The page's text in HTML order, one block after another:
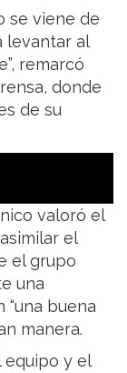
se viene de
levantar al
remarcó
donde
de su
valoró el
el
el grupo
una
buena
manera.
equipo y el